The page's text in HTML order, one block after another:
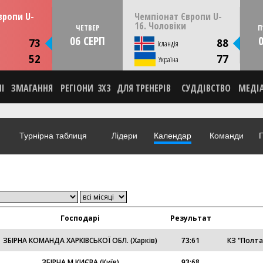
U-
73
52
13:30
ЧЕТВЕР
06 СЕРП
Чемпіонат Європи U-
16. Чоловіки
Ісландія 88
Україна 77
ЧЕТВЕР 06 серпня 22:00
Скоп'є, Пів. Македонія
НОВИНА
ВІДЕО
ЗМАГАННЯ РЕГІОНИ 3X3 ДЛЯ ТРЕНЕРІВ СУДДІВСТВО
Турнірна таблиця Лідери Календар Команди
Господарі Результат
ЗБІРНА КОМАНДА ХАРКІВСЬКОЇ ОБЛ. (Харків) 73:61 КЗ